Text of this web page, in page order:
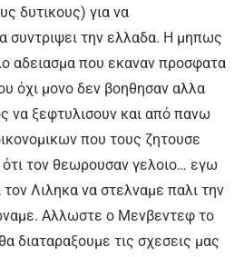
δυτικους) για να
συντριψει την ελλαδα. Η μηπως
αδειασμα που εκαναν προσφατα
όχι μονο δεν βοηθησαν αλλα
να ξεφτυλισουν και από πανω
που τους ζητουσε
τον θεωρουσαν γελοιο… εγω
Λιληκα να στελναμε παλι την
Αλλωστε ο Μενβεντεφ το
διαταραξουμε τις σχεσεις μας